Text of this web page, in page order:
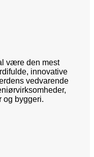
være den mest
innovative
vedvarende
og byggeri.